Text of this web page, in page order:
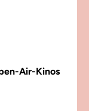
Air-Kinos